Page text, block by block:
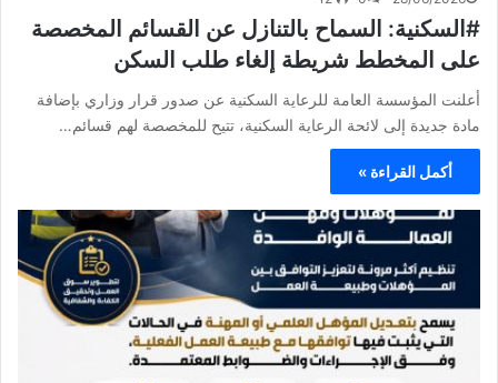
#السكنية: السماح بالتنازل عن القسائم المخصصة
على المخطط شريطة إلغاء طلب السكن
أعلنت المؤسسة العامة للرعاية السكنية عن صدور قرار وزاري بإضافة
مادة جديدة إلى لائحة الرعاية السكنية، تتيح للمخصصة لهم قسائم…
أكمل القراءة »